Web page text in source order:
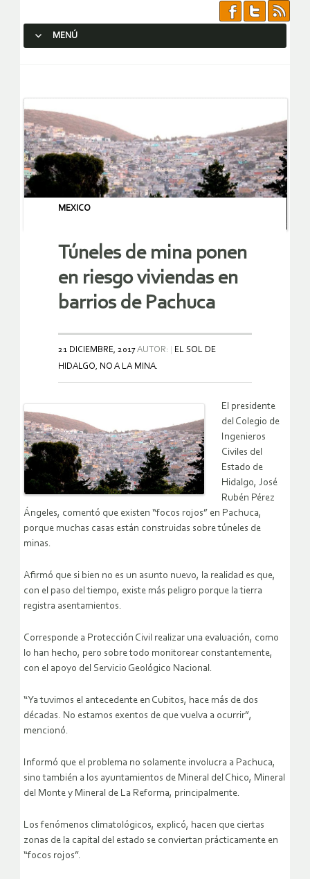
MENÚ
MEXICO
Túneles de mina ponen
en riesgo viviendas en
barrios de Pachuca
21 DICIEMBRE, 2017AUTOR:
EL SOL DE
HIDALGO, NO A LA MINA.
El presidente
del Colegio de
Ingenieros
Civiles del
Estado de
Hidalgo, José
Rubén Pérez
Ángeles, comentó que existen “focos rojos” en Pachuca,
porque muchas casas están construidas sobre túneles de
minas.
Afirmó que si bien no es un asunto nuevo, la realidad es que,
con el paso del tiempo, existe más peligro porque la tierra
registra asentamientos.
Corresponde a Protección Civil realizar una evaluación, como
lo han hecho, pero sobre todo monitorear constantemente,
con el apoyo del Servicio Geológico Nacional.
“Ya tuvimos el antecedente en Cubitos, hace más de dos
décadas. No estamos exentos de que vuelva a ocurrir”,
mencionó.
Informó que el problema no solamente involucra a Pachuca,
sino también a los ayuntamientos de Mineral del Chico, Mineral
del Monte y Mineral de La Reforma, principalmente.
Los fenómenos climatológicos, explicó, hacen que ciertas
zonas de la capital del estado se conviertan prácticamente en
“focos rojos”.